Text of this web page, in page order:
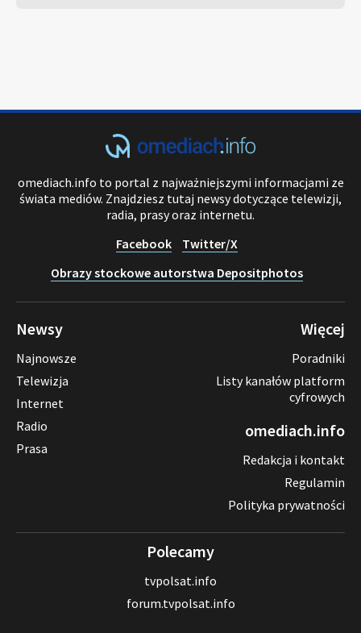
omediach.info to portal z najważniejszymi informacjami ze
świata mediów. Znajdziesz tutaj newsy dotyczące telewizji,
radia, prasy oraz internetu.
Facebook
Twitter/X
Obrazy stockowe autorstwa Depositphotos
Newsy
Najnowsze
Telewizja
Internet
Radio
Prasa
Więcej
Poradniki
Listy kanałów platform
cyfrowych
omediach.info
Redakcja i kontakt
Regulamin
Polityka prywatności
Polecamy
tvpolsat.info
forum.tvpolsat.info